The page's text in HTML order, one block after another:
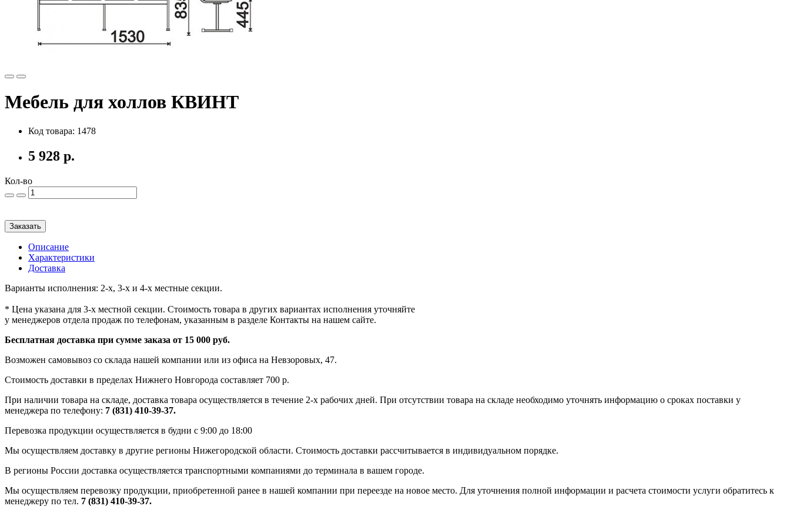
Мебель для холлов КВИНТ
Код товара: 1478
5 928 р.
Кол-во
Заказать
Описание
Характеристики
Доставка
Варианты исполнения: 2-х, 3-х и 4-х местные секции.
* Цена указана для 3-х местной секции. Стоимость товара в других вариантах исполнения уточняйте
у менеджеров отдела продаж по телефонам, указанным в разделе Контакты на нашем сайте.
Бесплатная доставка при сумме заказа от 15 000 руб.
Возможен самовывоз со склада нашей компании или из офиса на Невзоровых, 47.
Стоимость доставки в пределах Нижнего Новгорода составляет 700 р.
При наличии товара на складе, доставка товара осуществляется в течение 2-х рабочих дней. При отсутствии товара на складе необходимо уточнять информацию о сроках поставки у
менеджера по телефону: 7 (831) 410-39-37.
Перевозка продукции осуществляется в будни с 9:00 до 18:00
Мы осуществляем доставку в другие регионы Нижегородской области. Стоимость доставки рассчитывается в индивидуальном порядке.
В регионы России доставка осуществляется транспортными компаниями до терминала в вашем городе.
Мы осуществляем перевозку продукции, приобретенной ранее в нашей компании при переезде на новое место. Для уточнения полной информации и расчета стоимости услуги обратитесь к
менеджеру по тел. 7 (831) 410-39-37.